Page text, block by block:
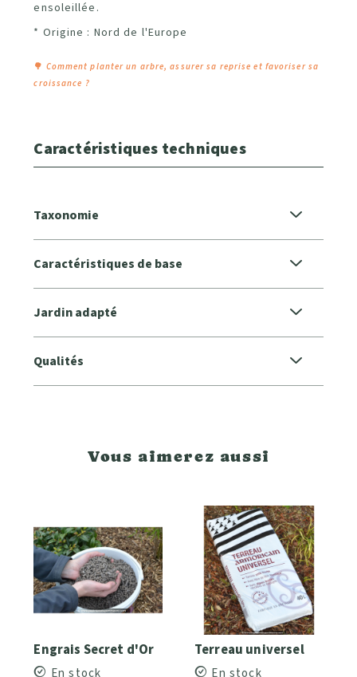
ensoleillée.
* Origine : Nord de l'Europe
🌳 Comment planter un arbre, assurer sa reprise et favoriser sa
croissance ?
Caractéristiques techniques
Taxonomie
Caractéristiques de base
Jardin adapté
Qualités
Vous aimerez aussi
Engrais Secret d'Or
En stock
Terreau universel
En stock